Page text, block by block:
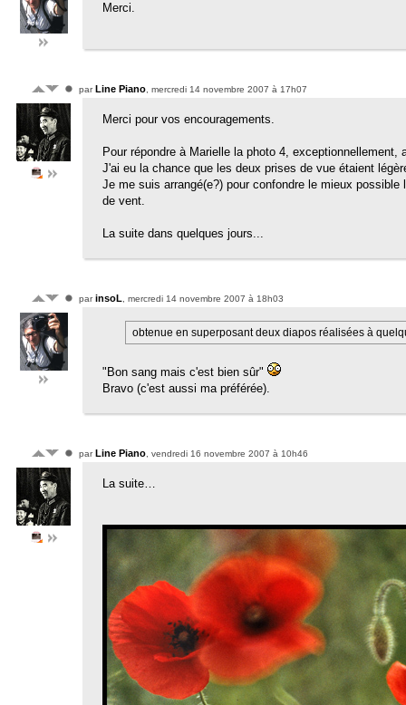
Merci.
parLine Piano , mercredi 14 novembre 2007 à 17h07
Merci pour vos encouragements.
Pour répondre à Marielle la photo 4,
J'ai eu la chance que les deux prises de vue étaient
Je me suis arrangé(e?) pour confondre le mieux
de vent.
La suite dans quelques jours...
parinsoL , mercredi 14 novembre 2007 à 18h03
obtenue en superposant deux diapos réalisées à
"Bon sang mais c'est bien sûr"
Bravo (c'est aussi ma préférée).
parLine Piano , vendredi 16 novembre 2007 à 10h46
La suite…